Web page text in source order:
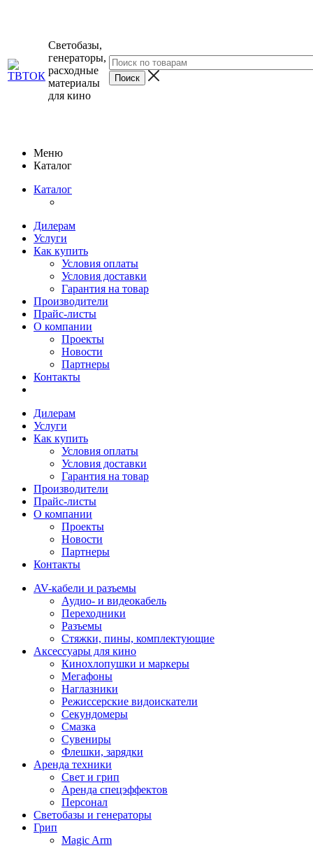
Светобазы,
генераторы,
расходные
материалы
для кино
Меню
Каталог
Каталог
Дилерам
Услуги
Как купить
Условия оплаты
Условия доставки
Гарантия на товар
Производители
Прайс-листы
О компании
Проекты
Новости
Партнеры
Контакты
Дилерам
Услуги
Как купить
Условия оплаты
Условия доставки
Гарантия на товар
Производители
Прайс-листы
О компании
Проекты
Новости
Партнеры
Контакты
AV-кабели и разъемы
Аудио- и видеокабель
Переходники
Разъемы
Стяжки, пины, комплектующие
Аксессуары для кино
Кинохлопушки и маркеры
Мегафоны
Наглазники
Режиссерские видоискатели
Секундомеры
Смазка
Сувениры
Флешки, зарядки
Аренда техники
Свет и грип
Аренда спецэффектов
Персонал
Светобазы и генераторы
Грип
Magic Arm